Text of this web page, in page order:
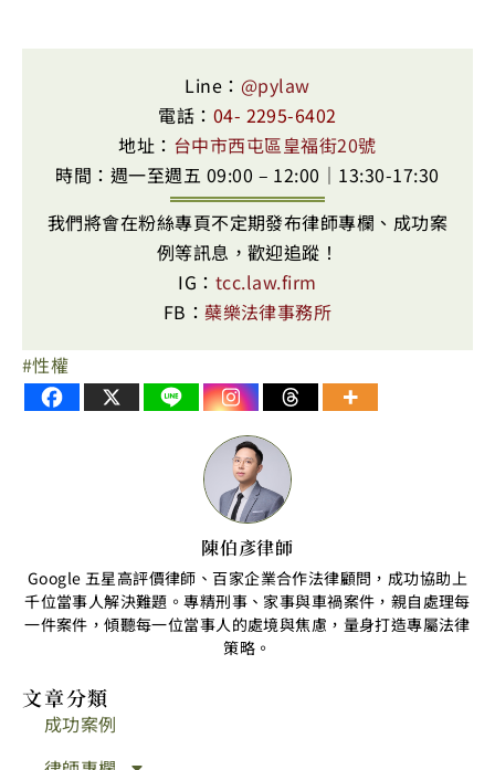
Line： @pylaw
電話： 04- 2295-6402
地址： 台中市西屯區皇福街20號
時間：週一至週五 09:00 – 12:00｜13:30-17:30
我們將會在粉絲專頁不定期發布律師專欄、成功案
例等訊息，歡迎追蹤！
IG： tcc.law.firm
FB：蘗樂法律事務所
性權
陳伯彥律師
Google 五星高評價律師、百家企業合作法律顧問，成功協助上
千位當事人解決難題。專精刑事、家事與車禍案件，親自處理每
一件案件，傾聽每一位當事人的處境與焦慮，量身打造專屬法律
策略。
文章分類
成功案例